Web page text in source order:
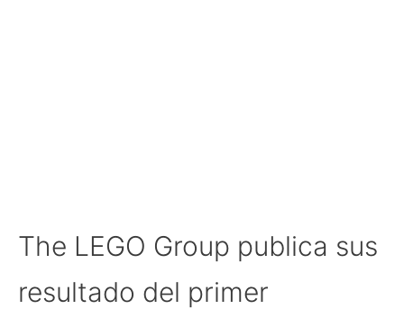
The LEGO Group publica sus
resultado del primer